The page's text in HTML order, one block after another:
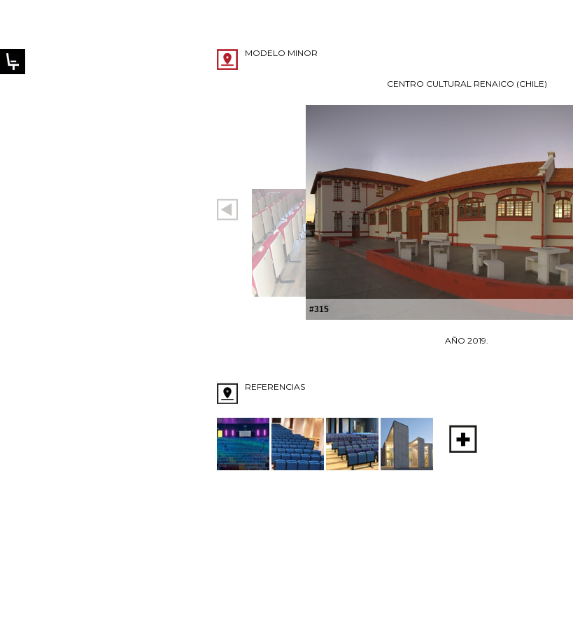
MODELO MINOR
CENTRO CULTURAL RENAICO (CHILE)
#315
AÑO 2019.
REFERENCIAS